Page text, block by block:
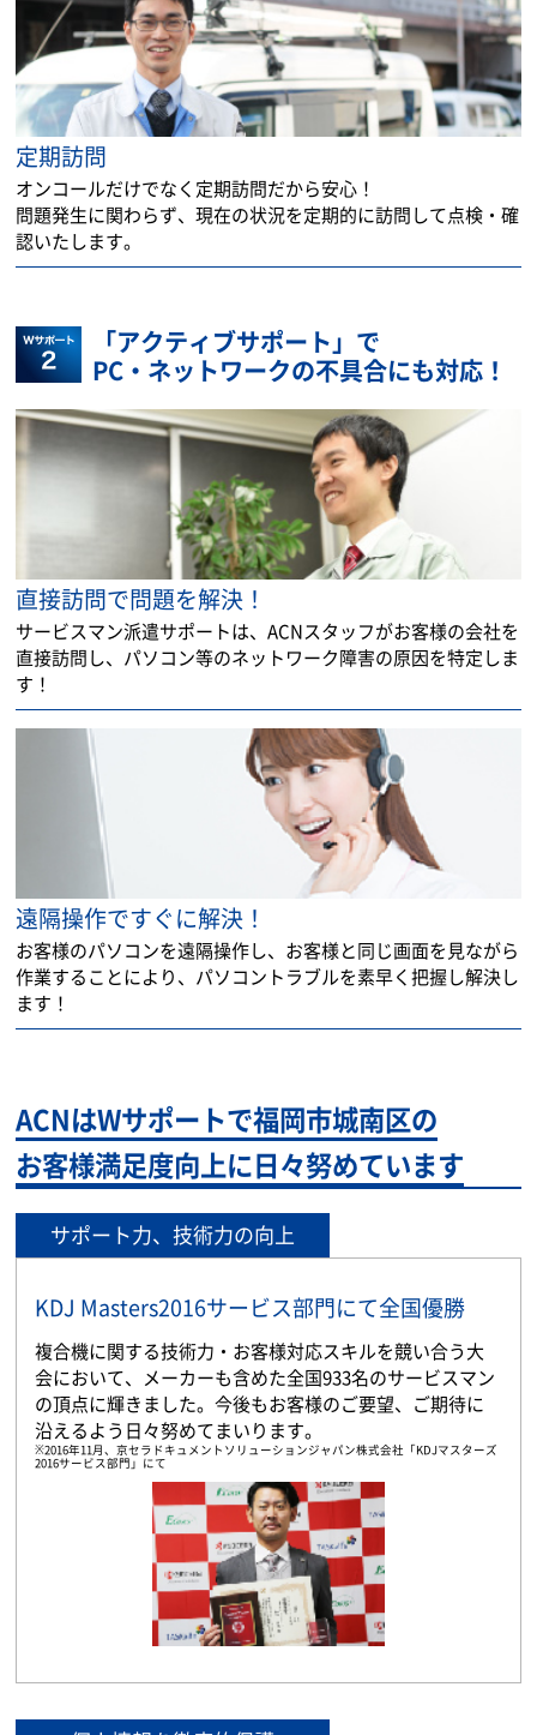
定期訪問
オンコールだけでなく定期訪問だから安心！
問題発生に関わらず、現在の状況を定期的に訪問して点検・確
認いたします。
「アクティブサポート」で
PC・ネットワークの不具合にも対応！
直接訪問で問題を解決！
サービスマン派遣サポートは、ACNスタッフがお客様の会社を
直接訪問し、パソコン等のネットワーク障害の原因を特定しま
す！
遠隔操作ですぐに解決！
お客様のパソコンを遠隔操作し、お客様と同じ画面を見ながら
作業することにより、パソコントラブルを素早く把握し解決し
ます！
ACNはWサポートで福岡市城南区の
お客様満足度向上に日々努めています
サポート力、技術力の向上
KDJ Masters2016サービス部門にて全国優勝
複合機に関する技術力・お客様対応スキルを競い合う大
会において、メーカーも含めた全国933名のサービスマン
の頂点に輝きました。今後もお客様のご要望、ご期待に
沿えるよう日々努めてまいります。
※2016年11月、京セラドキュメントソリューションジャパン株式会社「KDJマスターズ
2016サービス部門」にて